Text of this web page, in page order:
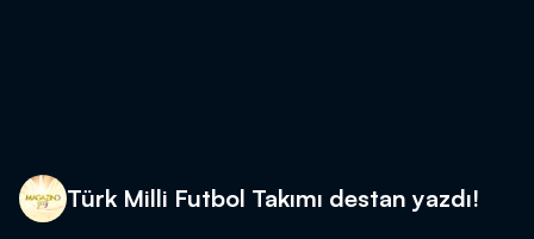
Türk Milli Futbol Takımı destan yazdı!